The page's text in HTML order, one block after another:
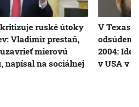
ruské útoky
Vladimir prestaň,
mierovú
napísal na sociálnej
V Texase
2004: Ide
v USA v